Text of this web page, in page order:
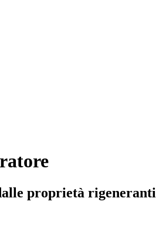
proprietà rigeneranti